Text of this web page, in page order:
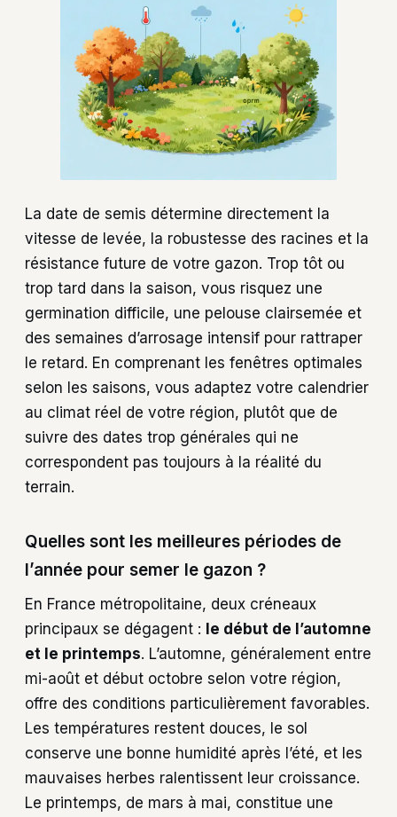
La date de semis détermine directement la
vitesse de levée, la robustesse des racines et la
résistance future de votre gazon. Trop tôt ou
trop tard dans la saison, vous risquez une
germination difficile, une pelouse clairsemée et
des semaines d’arrosage intensif pour rattraper
le retard. En comprenant les fenêtres optimales
selon les saisons, vous adaptez votre calendrier
au climat réel de votre région, plutôt que de
suivre des dates trop générales qui ne
correspondent pas toujours à la réalité du
terrain.
Quelles sont les meilleures périodes de
l’année pour semer le gazon ?
En France métropolitaine, deux créneaux
principaux se dégagent : le début de l’automne
et le printemps. L’automne, généralement entre
mi-août et début octobre selon votre région,
offre des conditions particulièrement favorables.
Les températures restent douces, le sol
conserve une bonne humidité après l’été, et les
mauvaises herbes ralentissent leur croissance.
Le printemps, de mars à mai, constitue une